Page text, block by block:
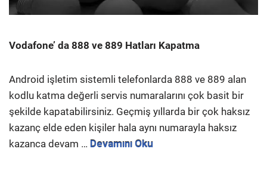
Vodafone’ da 888 ve 889 Hatları Kapatma
Android işletim sistemli telefonlarda 888 ve 889 alan
kodlu katma değerli servis numaralarını çok basit bir
şekilde kapatabilirsiniz. Geçmiş yıllarda bir çok haksız
kazanç elde eden kişiler hala aynı numarayla haksız
kazanca devam … Devamını Oku